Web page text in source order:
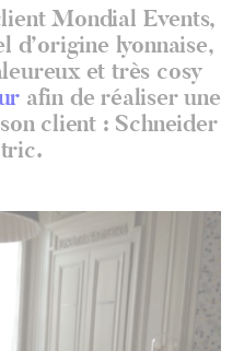
Mondial Events,
d’origine lyonnaise,
et très cosy
afin de réaliser une
client : Schneider